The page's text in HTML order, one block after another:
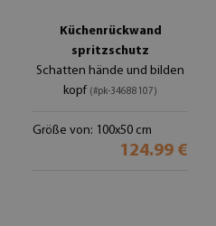
Küchenrückwand
spritzschutz
Schatten hände und bilden
kopf (#pk-34688107)
Größe von: 100x50 cm
124.99 €